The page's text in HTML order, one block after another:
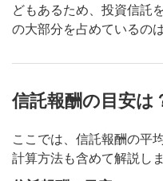
どもあるため、投資信託
の大部分を占めているの
信託報酬の目安は
ここでは、信託報酬の平
計算方法も含めて解説しま